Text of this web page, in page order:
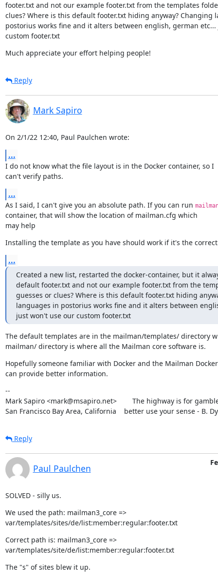
footer.txt and not our example footer.txt from the templates
clues? Where is this default footer.txt hiding anyway? Changing
postorius works fine and it alters between english, german
custom footer.txt
Much appreciate your effort helping people!
Reply
Mark Sapiro
On 2/1/22 12:40, Paul Paulchen wrote:
...
I do not know what the file layout is in the Docker container, so I
can't verify paths.
...
As I said, I can't give you an absolute path. If you can run
container, that will show the location of mailman.cfg which
may help
Installing the template as you have should work if it's the
...
Created a new list, restarted the docker-container, but it
default footer.txt and not our example footer.txt from the
guesses or clues? Where is this default footer.txt hiding
languages in postorius works fine and it alters between
just won't use our custom footer.txt
The default templates are in the mailman/templates/ directory
mailman/ directory is where all the Mailman core software is.
Hopefully someone familiar with Docker and the Mailman
can provide better information.
--
Mark Sapiro <mark@msapiro.net>        The highway is for
San Francisco Bay Area, California    better use your sense - B.
Reply
Paul Paulchen
SOLVED - silly us.
We used the path: mailman3_core =>
var/templates/sites/de/list:member:regular:footer.txt
Correct path is: mailman3_core =>
var/templates/site/de/list:member:regular:footer.txt
The "s" of sites blew it up.